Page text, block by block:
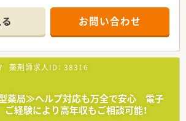
科クリニックから処方箋をメインに受け付けて
りの応需枚数は概ね60枚から70枚程度となりま
員2名とパート1名の体制で、事務員3名と共に協
速かつ丁寧な調剤業務を日々実践している店舗で
いて】
3店舗の調剤薬局を展開しており、北浦地区の地
わたって支え続けている歴史と実績のある法人
お問い合わせ
薬剤師求人ID： 38316
型薬局≫ヘルプ対応も万全で安心 電子
経験により高年収もご相談可能！